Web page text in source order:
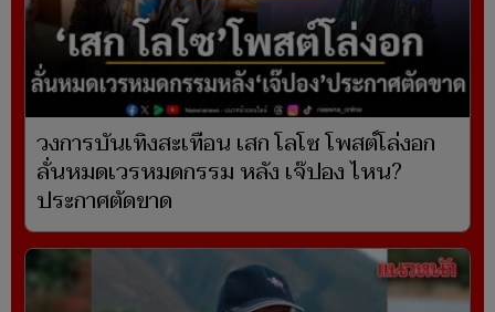
วงการบันเทิงสะเทือน เสก โลโซ โพสต์โล่งอก
ลั่นหมดเวรหมดกรรม หลัง เจ๊ปอง ไหน?
ประกาศตัดขาด